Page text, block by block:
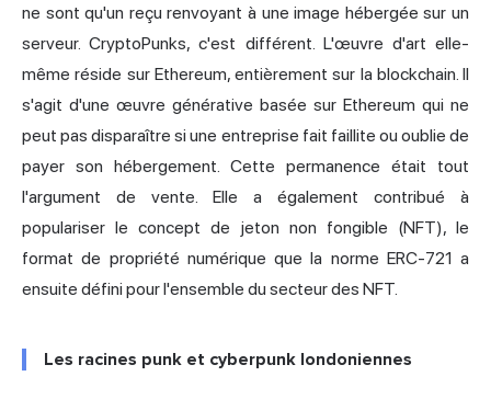
ne sont qu'un reçu renvoyant à une image hébergée sur un
serveur. CryptoPunks, c'est différent. L'œuvre d'art elle-
même réside sur Ethereum, entièrement sur la blockchain. Il
s'agit d'une œuvre générative basée sur Ethereum qui ne
peut pas disparaître si une entreprise fait faillite ou oublie de
payer son hébergement. Cette permanence était tout
l'argument de vente. Elle a également contribué à
populariser le concept de jeton non fongible (NFT), le
format de propriété numérique que la norme ERC-721 a
ensuite défini pour l'ensemble du secteur des NFT.
Les racines punk et cyberpunk londoniennes